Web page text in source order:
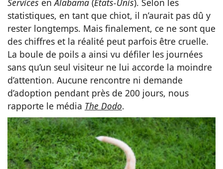
Services enAlabama (États-Unis). Selon les
statistiques, en tant que chiot, il n’aurait pas dû y
rester longtemps. Mais finalement, ce ne sont que
des chiffres et la réalité peut parfois être cruelle.
La boule de poils a ainsi vu défiler les journées
sans qu’un seul visiteur ne lui accorde la moindre
d’attention. Aucune rencontre ni demande
d’adoption pendant près de 200 jours, nous
rapporte le média The Dodo.